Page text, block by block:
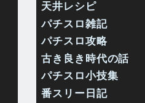
天井レシピ
パチスロ雑記
パチスロ攻略
古き良き時代の話
パチスロ小技集
番スリー日記